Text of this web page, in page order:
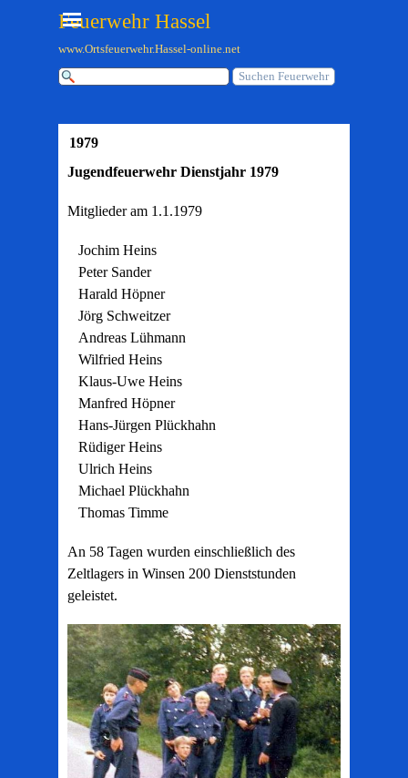
Feuerwehr Hassel
Menü überspringen
Suchen Feuerwehr
www.Ortsfeuerwehr.Hassel-online.net
1979
Jugendfeuerwehr Dienstjahr 1979
Mitglieder am 1.1.1979
Jochim Heins
Peter Sander
Harald Höpner
Jörg Schweitzer
Andreas Lühmann
Wilfried Heins
Klaus-Uwe Heins
Manfred Höpner
Hans-Jürgen Plückhahn
Rüdiger Heins
Ulrich Heins
Michael Plückhahn
Thomas Timme
An 58 Tagen wurden einschließlich des
Zeltlagers in Winsen 200 Dienststunden
geleistet.